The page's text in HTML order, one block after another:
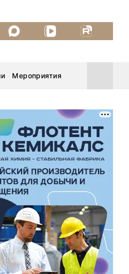
Мероприятия
2026
2026
сезон
2025